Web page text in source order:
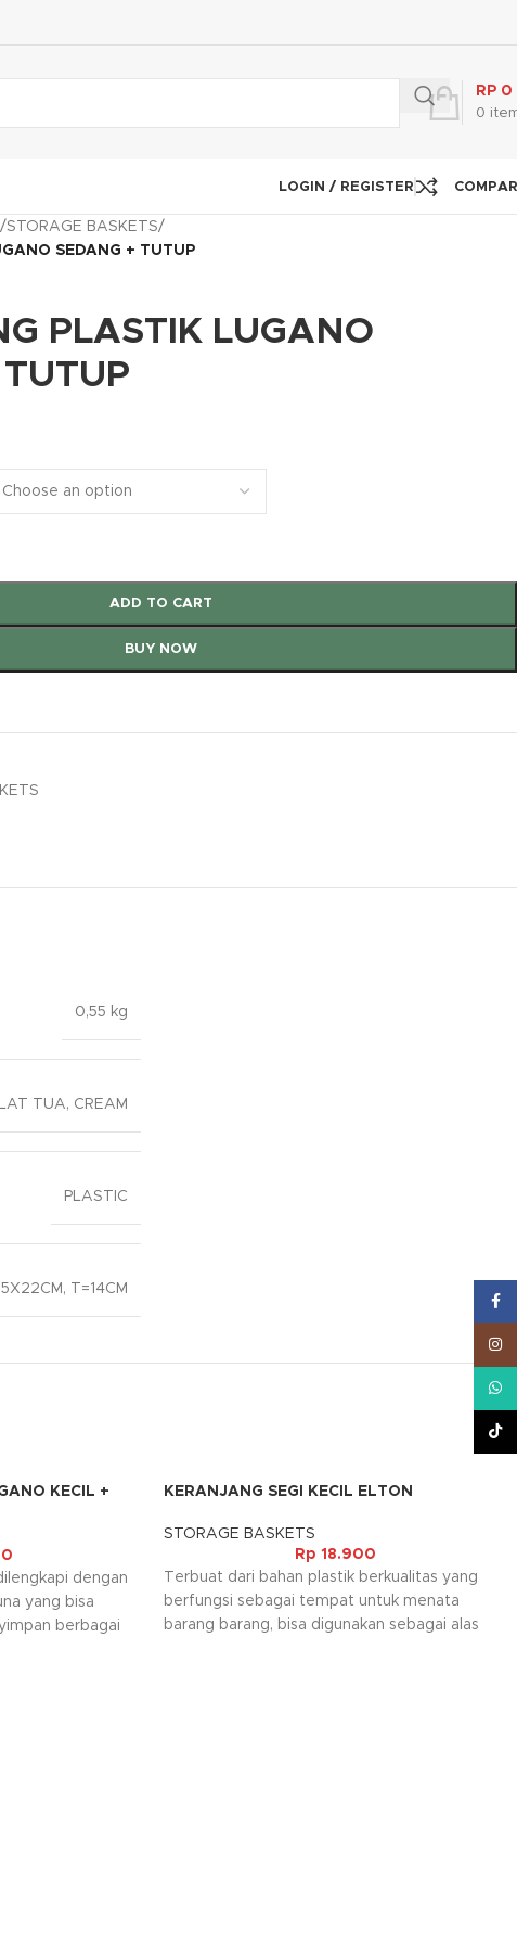
0
RP 0
LOGIN / REGISTER
/STORAGE BASKETS/
SEDANG + TUTUP
PLASTIK LUGANO
ADD TO CART
BUY NOW
0,55 kg
TUA, CREAM
PLASTIC
T=14CM
KECIL +
dengan
yang bisa
berbagai
KERANJANG SEGI KECIL ELTON
STORAGE BASKETS
Rp 18.900
Terbuat dari bahan plastik berkualitas yang
berfungsi sebagai tempat untuk menata
barang barang, bisa digunakan sebagai alas